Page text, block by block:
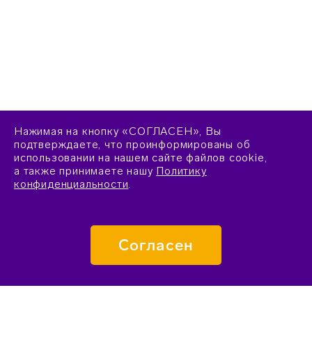
Нажимая на кнопку «СОГЛАСЕН», Вы
подтверждаете, что проинформированы об
использовании на нашем сайте файлов cookie,
а также принимаете нашу Политику
конфиденциальности.
Согласен